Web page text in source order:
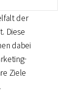
der
Diese
dabei
Ziele